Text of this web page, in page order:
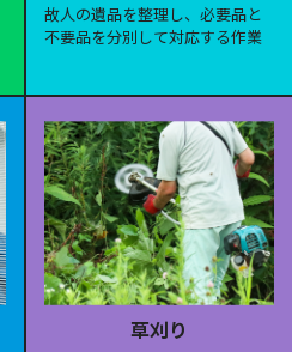
故人の遺品を整理し、必要品と
不要品を分別して対応する作業
草刈り